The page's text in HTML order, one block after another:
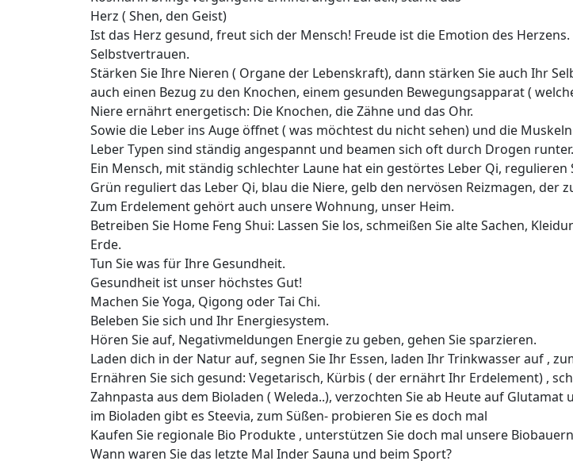
Herz ( Shen, den Geist)
Ist das Herz gesund, freut sich der Mensch! Freude ist die Emotion des
Selbstvertrauen.
Stärken Sie Ihre Nieren ( Organe der Lebenskraft), dann stärken Sie auch Ihr
auch einen Bezug zu den Knochen, einem gesunden Bewegungsapparat (
Niere ernährt energetisch: Die Knochen, die Zähne und das Ohr.
Sowie die Leber ins Auge öffnet ( was möchtest du nicht sehen) und die
Leber Typen sind ständig angespannt und beamen sich oft durch Drogen runter.
Ein Mensch, mit ständig schlechter Laune hat ein gestörtes Leber Qi,
Grün reguliert das Leber Qi, blau die Niere, gelb den nervösen Reizmagen, der
Zum Erdelement gehört auch unsere Wohnung, unser Heim.
Betreiben Sie Home Feng Shui: Lassen Sie los, schmeißen Sie alte Sachen,
Erde.
Tun Sie was für Ihre Gesundheit.
Gesundheit ist unser höchstes Gut!
Machen Sie Yoga, Qigong oder Tai Chi.
Beleben Sie sich und Ihr Energiesystem.
Hören Sie auf, Negativmeldungen Energie zu geben, gehen Sie sparzieren.
Laden dich in der Natur auf, segnen Sie Ihr Essen, laden Ihr Trinkwasser auf ,
Ernähren Sie sich gesund: Vegetarisch, Kürbis ( der ernährt Ihr Erdelement) ,
Zahnpasta aus dem Bioladen ( Weleda..), verzochten Sie ab Heute auf Glutamat
im Bioladen gibt es Steevia, zum Süßen- probieren Sie es doch mal
Kaufen Sie regionale Bio Produkte , unterstützen Sie doch mal unsere
Wann waren Sie das letzte Mal Inder Sauna und beim Sport?